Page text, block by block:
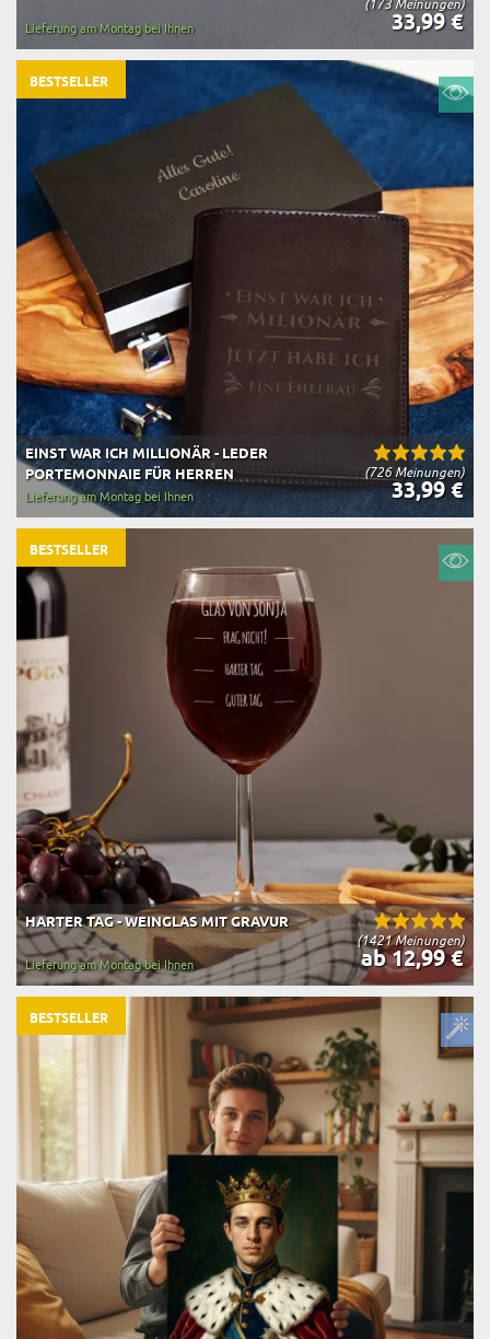
(173 Meinungen)
33,99 €
Lieferung am Montag bei Ihnen
(726 Meinungen)
EINST WAR ICH MILLIONÄR - LEDER
PORTEMONNAIE FÜR HERREN
33,99 €
Lieferung am Montag bei Ihnen
BESTSELLER
(1421 Meinungen)
HARTER TAG - WEINGLAS MIT GRAVUR
ab 12,99 €
Lieferung am Montag bei Ihnen
BESTSELLER
BESTSELLER